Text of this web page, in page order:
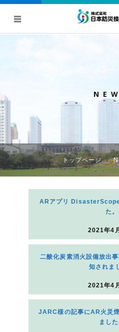
トップページ
ARアプリ
た。
2021年4
二酸化炭素消火設備放出
知されま
2021年4
JARC様の記事にAR火災
ました